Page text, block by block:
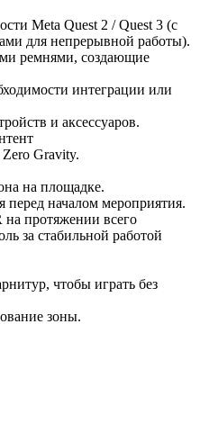
Meta Quest 2 / Quest 3 (с
для непрерывной работы).
ремнями, создающие
интеграции или
и аксессуаров.
Gravity.
на площадке.
перед началом мероприятия.
протяжении всего
за стабильной работой
чтобы играть без
зоны.